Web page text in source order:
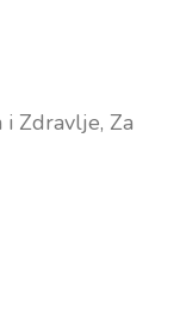
i Zdravlje, Za